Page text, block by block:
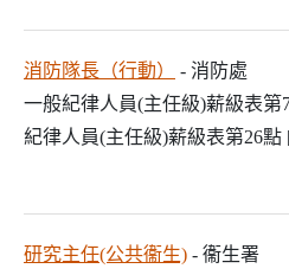
消防隊長（行動）
- 消防處
一般紀律人員(主任級)薪級表第
紀律人員(主任級)薪級表第26點
研究主任(公共衞生) - 衞生署